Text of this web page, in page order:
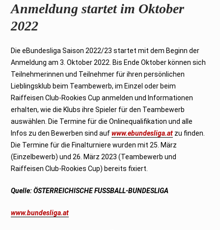
Anmeldung startet im Oktober
2022
Die eBundesliga Saison 2022/23 startet mit dem Beginn der
Anmeldung am 3. Oktober 2022. Bis Ende Oktober können sich
Teilnehmerinnen und Teilnehmer für ihren persönlichen
Lieblingsklub beim Teambewerb, im Einzel oder beim
Raiffeisen Club-Rookies Cup anmelden und Informationen
erhalten, wie die Klubs ihre Spieler für den Teambewerb
auswählen. Die Termine für die Onlinequalifikation und alle
Infos zu den Bewerben sind aufwww.ebundesliga.at zu finden.
Die Termine für die Finalturniere wurden mit 25. März
(Einzelbewerb) und 26. März 2023 (Teambewerb und
Raiffeisen Club-Rookies Cup) bereits fixiert.
Quelle:ÖSTERREICHISCHE FUSSBALL-BUNDESLIGA
www.bundesliga.at